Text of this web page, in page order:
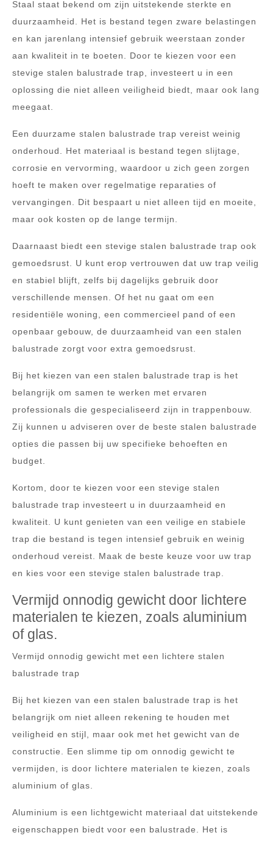
Staal staat bekend om zijn uitstekende sterkte en
duurzaamheid. Het is bestand tegen zware belastingen
en kan jarenlang intensief gebruik weerstaan zonder
aan kwaliteit in te boeten. Door te kiezen voor een
stevige stalen balustrade trap, investeert u in een
oplossing die niet alleen veiligheid biedt, maar ook lang
meegaat.
Een duurzame stalen balustrade trap vereist weinig
onderhoud. Het materiaal is bestand tegen slijtage,
corrosie en vervorming, waardoor u zich geen zorgen
hoeft te maken over regelmatige reparaties of
vervangingen. Dit bespaart u niet alleen tijd en moeite,
maar ook kosten op de lange termijn.
Daarnaast biedt een stevige stalen balustrade trap ook
gemoedsrust. U kunt erop vertrouwen dat uw trap veilig
en stabiel blijft, zelfs bij dagelijks gebruik door
verschillende mensen. Of het nu gaat om een
residentiële woning, een commercieel pand of een
openbaar gebouw, de duurzaamheid van een stalen
balustrade zorgt voor extra gemoedsrust.
Bij het kiezen van een stalen balustrade trap is het
belangrijk om samen te werken met ervaren
professionals die gespecialiseerd zijn in trappenbouw.
Zij kunnen u adviseren over de beste stalen balustrade
opties die passen bij uw specifieke behoeften en
budget.
Kortom, door te kiezen voor een stevige stalen
balustrade trap investeert u in duurzaamheid en
kwaliteit. U kunt genieten van een veilige en stabiele
trap die bestand is tegen intensief gebruik en weinig
onderhoud vereist. Maak de beste keuze voor uw trap
en kies voor een stevige stalen balustrade trap.
Vermijd onnodig gewicht door lichtere
materialen te kiezen, zoals aluminium
of glas.
Vermijd onnodig gewicht met een lichtere stalen
balustrade trap
Bij het kiezen van een stalen balustrade trap is het
belangrijk om niet alleen rekening te houden met
veiligheid en stijl, maar ook met het gewicht van de
constructie. Een slimme tip om onnodig gewicht te
vermijden, is door lichtere materialen te kiezen, zoals
aluminium of glas.
Aluminium is een lichtgewicht materiaal dat uitstekende
eigenschappen biedt voor een balustrade. Het is